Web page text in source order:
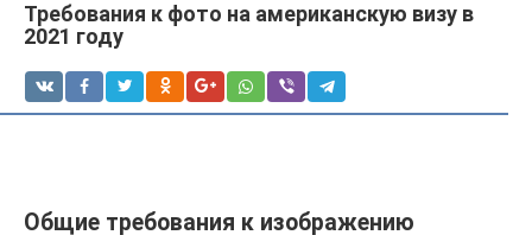
Требования к фото на американскую визу в
2021 году
Общие требования к изображению